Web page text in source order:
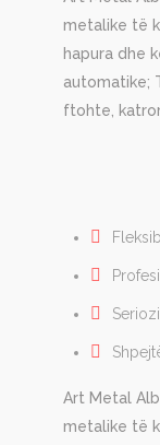
metalike të
hapura dhe
automatike;
ftohte,
Art Metal
metalike të